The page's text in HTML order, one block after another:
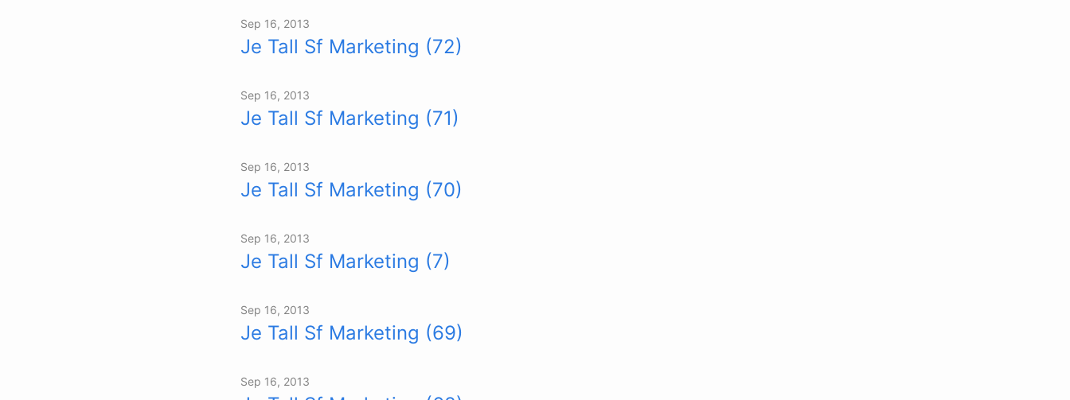
Sep 16, 2013
Je Tall Sf Marketing (72)
Sep 16, 2013
Je Tall Sf Marketing (71)
Sep 16, 2013
Je Tall Sf Marketing (70)
Sep 16, 2013
Je Tall Sf Marketing (7)
Sep 16, 2013
Je Tall Sf Marketing (69)
Sep 16, 2013